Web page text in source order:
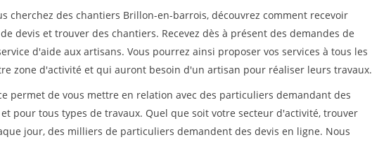
cherchez des chantiers Brillon-en-barrois, découvrez comment recevoir
devis et trouver des chantiers. Recevez dès à présent des demandes de
d'aide aux artisans. Vous pourrez ainsi proposer vos services à tous les
zone d'activité et qui auront besoin d'un artisan pour réaliser leurs travaux.
permet de vous mettre en relation avec des particuliers demandant des
pour tous types de travaux. Quel que soit votre secteur d'activité, trouver
jour, des milliers de particuliers demandent des devis en ligne. Nous